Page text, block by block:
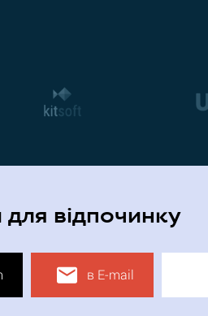
відпочинку
в E-mail